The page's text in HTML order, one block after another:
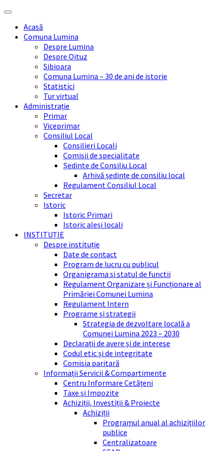
Skip
content
Skip
sidebar
Skip
right
sidebar
Skip
footerAcasă
Comuna Lumina
Despre Lumina
Despre Oituz
Sibioara
Comuna Lumina – 30 de ani de istorie
Statistici
Tur virtual
Administrație
Primar
Viceprimar
Consiliul Local
Consilieri Locali
Comisii de specialitate
Ședinte de Consiliu Local
Arhivă ședințe de consiliu local
Regulament Consiliul Local
Secretar
Istoric
Istoric Primari
Istoric aleși locali
INSTITUȚIE
Despre instituție
Date de contact
Program de lucru cu publicul
Organigrama si statul de functii
Regulament Organizare și Funcționare al
Primăriei Comunei Lumina
Regulament Intern
Programe și strategii
Strategia de dezvoltare locală a
Comunei Lumina 2023 – 2030
Declarații de avere și de interese
Codul etic și de integritate
Comisia paritară
Informații Servicii & Compartimente
Centru Informare Cetățeni
Taxe și Impozite
Achiziții, Investiții & Proiecte
Achiziții
Programul anual al achizițiilor
publice
Centralizatoare